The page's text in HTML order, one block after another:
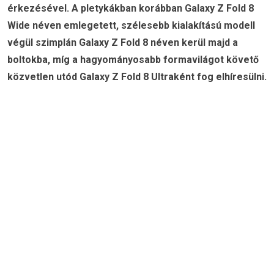
érkezésével. A pletykákban korábban Galaxy Z Fold 8
Wide néven emlegetett, szélesebb kialakítású modell
végül szimplán Galaxy Z Fold 8 néven kerül majd a
boltokba, míg a hagyományosabb formavilágot követő
közvetlen utód Galaxy Z Fold 8 Ultraként fog elhíresülni.